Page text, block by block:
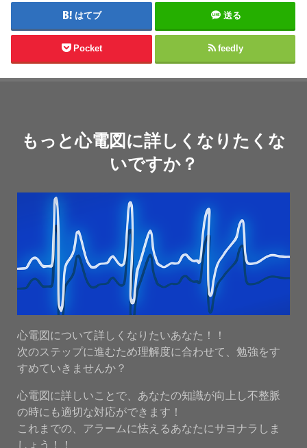
はてブ 送る
Pocket feedly
もっと心電図に詳しくなりたくな
いですか？
心電図について詳しくなりたいあなた！！
次のステップに進むため理解度に合わせて、勉強をす
すめていきませんか？
心電図に詳しいことで、あなたの知識が向上し不整脈
の時にも適切な対応ができます！
これまでの、アラームに怯えるあなたにサヨナラしま
しょう！！